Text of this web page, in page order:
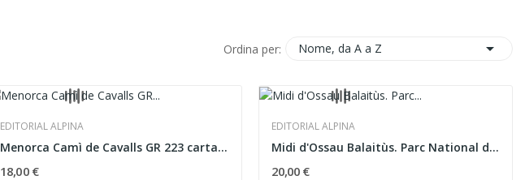
Ordina per: Nome, da A a Z 
EDITORIAL ALPINA
Menorca Camì de Cavalls GR 223 carta...
18,00 €
EDITORIAL ALPINA
Midi d'Ossau Balaitùs. Parc National des...
20,00 €